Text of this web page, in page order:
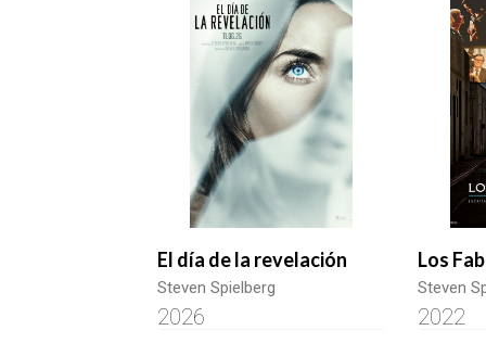
El día de la revelación
Steven Spielberg
2026
Los
Steven
2022